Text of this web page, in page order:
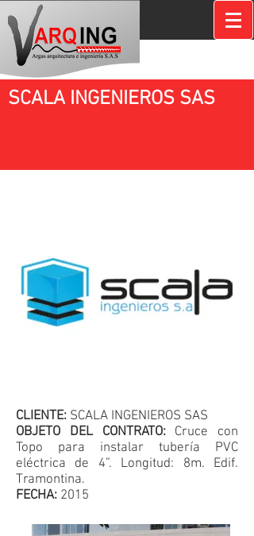
SCALA INGENIEROS SAS
CLIENTE: SCALA INGENIEROS SAS
OBJETO DEL CONTRATO: Cruce con
Topo para instalar tubería PVC
eléctrica de 4”. Longitud: 8m. Edif.
Tramontina.
FECHA: 2015